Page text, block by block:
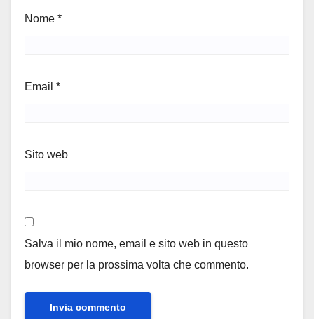
Nome *
Email *
Sito web
Salva il mio nome, email e sito web in questo
browser per la prossima volta che commento.